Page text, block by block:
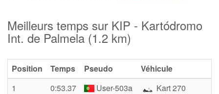
Meilleurs temps sur KIP - Kartódromo
Int. de Palmela (1.2 km)
Position Temps Pseudo
Véhicule
1
0:53.37 User-503a
Kart 270